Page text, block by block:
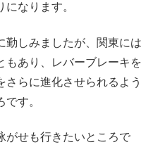
なります。
勤しみましたが、関東には
もあり、レバーブレーキを
らに進化させられるよう
す。
がせも行きたいところで